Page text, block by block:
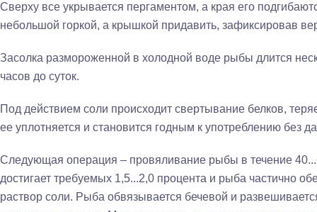
Сверху все укрывается пергаментом, а края его
небольшой горкой, а крышкой придавить, зафиксировав
Засолка размороженной в холодной воде рыбы длится
часов до суток.
Под действием соли происходит свертывание белков,
ее уплотняется и становится годным к употреблению без
Следующая операция – провяливание рыбы в течение
достигает требуемых 1,5...2,0 процента и рыба частично
раствор соли. Рыба обвязывается бечевой и